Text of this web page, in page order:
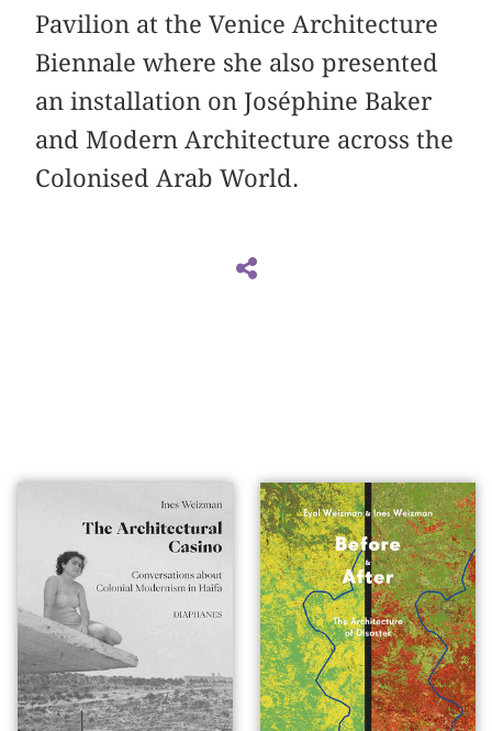
Pavilion at the Venice Architecture
Biennale where she also presented
an installation on Joséphine Baker
and Modern Architecture across the
Colonised Arab World.